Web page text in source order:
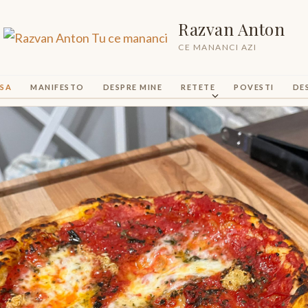
Razvan Anton
CE MANANCI AZI
MANIFESTO DESPRE MINE RETETE POVESTI